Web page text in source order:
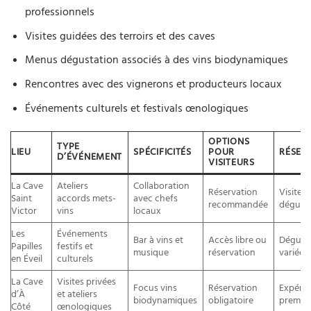
professionnels
Visites guidées des terroirs et des caves
Menus dégustation associés à des vins biodynamiques
Rencontres avec des vignerons et producteurs locaux
Événements culturels et festivals œnologiques
LIEU TYPE
D’ÉVÉNEMENT SPÉCIFICITÉS
OPTIONS
POUR
VISITEURS
La Cave
Saint
Victor
Ateliers
accords mets-
vins
Collaboration
avec chefs
locaux
Réservation
recommandée
Visite
Les
Papilles
en Éveil
Événements
festifs et
culturels
Bar à vins et
musique
Accès libre ou
réservation
variées
La Cave
d’À
Côté
Visites privées
et ateliers
œnologiques
Focus vins
biodynamiques
Réservation
obligatoire